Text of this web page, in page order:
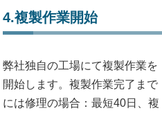
4.複製作業開始
弊社独自の工場にて複製作業を
開始します。複製作業完了まで
には修理の場合：最短40日、複